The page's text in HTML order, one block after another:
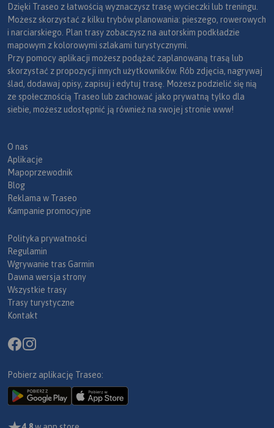
Dzięki Traseo z łatwością wyznaczysz trasę wycieczki lub treningu.
Możesz skorzystać z kilku trybów planowania: pieszego, rowerowych
i narciarskiego. Plan trasy zobaczysz na autorskim podkładzie
mapowym z kolorowymi szlakami turystycznymi.
Przy pomocy aplikacji możesz podążać zaplanowaną trasą lub
skorzystać z propozycji innych użytkowników. Rób zdjęcia, nagrywaj
ślad, dodawaj opisy, zapisuj i edytuj trasę. Możesz podzielić się nią
ze społecznością Traseo lub zachować jako prywatną tylko dla
siebie, możesz udostępnić ją również na swojej stronie www!
O nas
Aplikacje
Mapoprzewodnik
Blog
Reklama w Traseo
Kampanie promocyjne
Polityka prywatności
Regulamin
Wgrywanie tras Garmin
Dawna wersja strony
Wszystkie trasy
Trasy turystyczne
Kontakt
Pobierz aplikację Traseo: